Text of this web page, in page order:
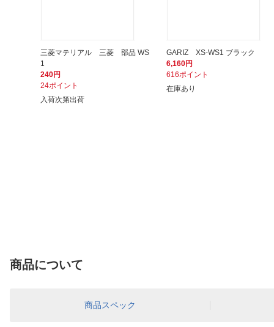
三菱マテリアル 三菱 部品 WS
1
240円
24ポイント
入荷次第出荷
GARIZ XS-WS1 ブラック
6,160円
616ポイント
在庫あり
商品について
商品スペック